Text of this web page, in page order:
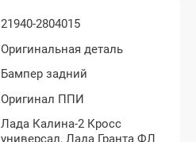
21940-2804015
Оригинальная деталь
Бампер задний
Оригинал ППИ
Лада Калина-2 Кросс